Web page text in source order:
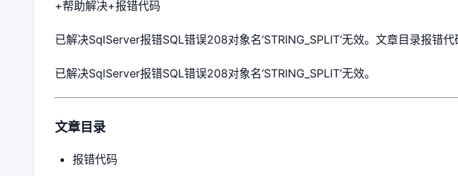
+帮助解决+报错代码
已解决SqlServer报错SQL错误208对象名‘STRING_SPLIT‘无效。文章目录报错代
已解决SqlServer报错SQL错误208对象名‘STRING_SPLIT‘无效。
文章目录
报错代码